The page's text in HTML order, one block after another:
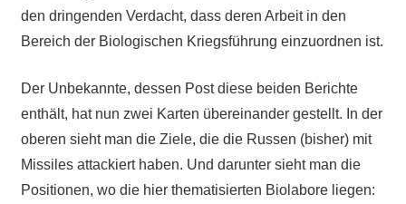
den dringenden Verdacht, dass deren Arbeit in den
Bereich der Biologischen Kriegsführung einzuordnen ist.
Der Unbekannte, dessen Post diese beiden Berichte
enthält, hat nun zwei Karten übereinander gestellt. In der
oberen sieht man die Ziele, die die Russen (bisher) mit
Missiles attackiert haben. Und darunter sieht man die
Positionen, wo die hier thematisierten Biolabore liegen: